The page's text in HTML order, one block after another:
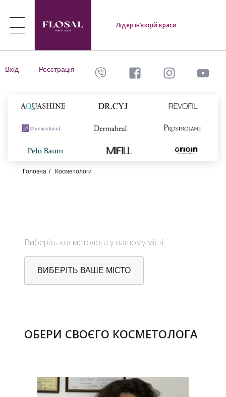
Лідер ін’єкцій краси
Вхід Реєстрація
Головна Косметологи
Виберіть косметолога у вашому місті
ВИБЕРІТЬ ВАШЕ МІСТО
ОБЕРИ СВОЄГО КОСМЕТОЛОГА